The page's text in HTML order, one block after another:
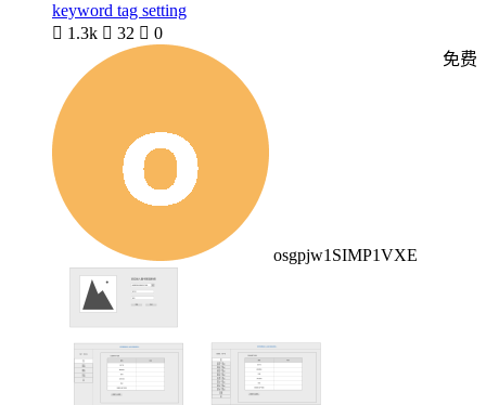
keyword tag setting
 1.3k  32  0
osgpjw1SIMP1VXE
免费